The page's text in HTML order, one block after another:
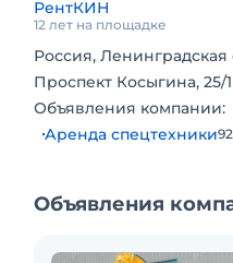
РентКИН
12 лет на площадке
Россия, Ленинградская
Проспект Косыгина, 25/1
Объявления компании:
Аренда спецтехники92
Объявления